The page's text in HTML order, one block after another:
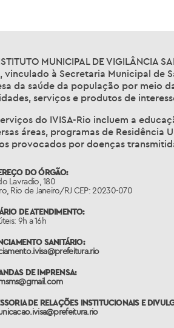
MUNICIPAL DE VIGILÂNCIA
vinculado à Secretaria Municipal de
da saúde da população por meio
serviços e produtos de
do IVISA-Rio incluem a
áreas, programas de Residência
provocados por doenças
DO ÓRGÃO:
Lavradio, 180
Rio de Janeiro/RJ CEP: 20230-070
DE ATENDIMENTO:
9h a 16h
SANITÁRIO:
DE IMPRENSA:
DE RELAÇÕES INSTITUCIONAIS E